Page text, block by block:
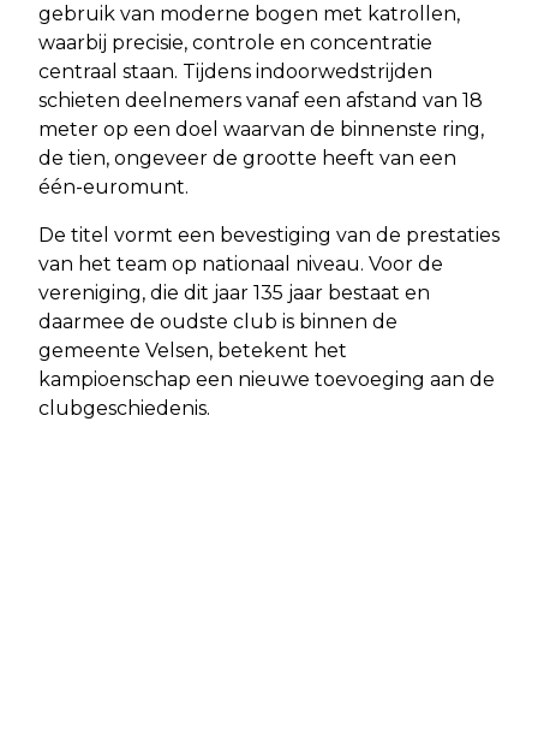
gebruik van moderne bogen met katrollen,
waarbij precisie, controle en concentratie
centraal staan. Tijdens indoorwedstrijden
schieten deelnemers vanaf een afstand van 18
meter op een doel waarvan de binnenste ring,
de tien, ongeveer de grootte heeft van een
één-euromunt.
De titel vormt een bevestiging van de prestaties
van het team op nationaal niveau. Voor de
vereniging, die dit jaar 135 jaar bestaat en
daarmee de oudste club is binnen de
gemeente Velsen, betekent het
kampioenschap een nieuwe toevoeging aan de
clubgeschiedenis.